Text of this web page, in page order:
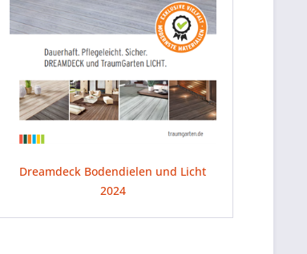
Dreamdeck Bodendielen und Licht
2024